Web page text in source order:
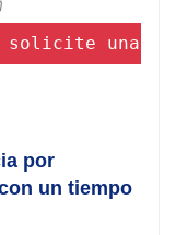
solicite una
por
un tiempo